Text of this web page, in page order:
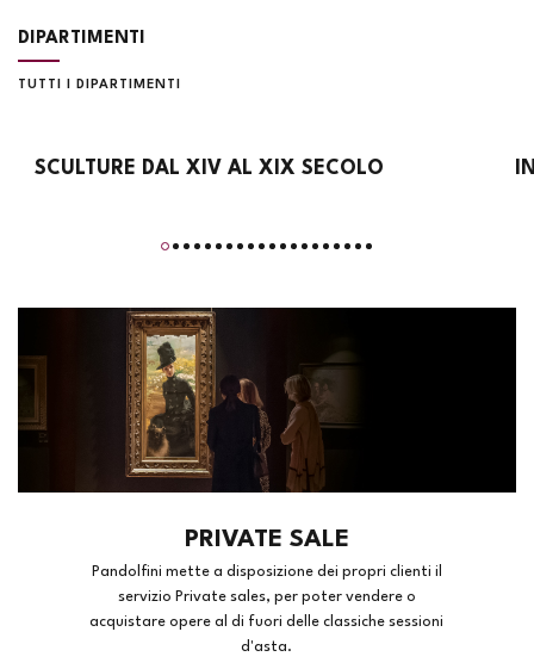
DIPARTIMENTI
TUTTI I DIPARTIMENTI
SCULTURE DAL XIV AL XIX SECOLO
PRIVATE SALE
Pandolfini mette a disposizione dei propri clienti il
servizio Private sales, per poter vendere o
acquistare opere al di fuori delle classiche sessioni
d'asta.